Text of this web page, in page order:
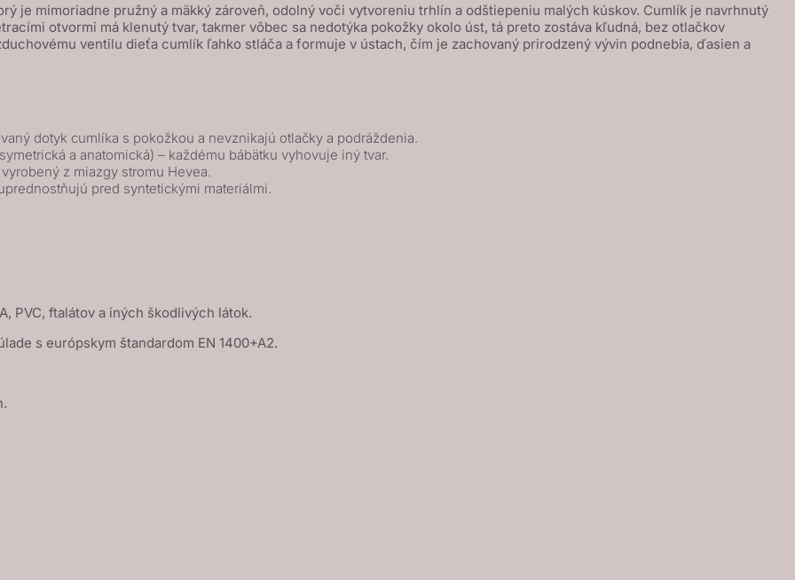
je mimoriadne pružný a mäkký zároveň, odolný voči vytvoreniu trhlín a odštiepeniu malých kúskov. Cumlík je navrhnutý
otvormi má klenutý tvar, takmer vôbec sa nedotýka pokožky okolo úst, tá preto zostáva kľudná, bez otlačkov
ventilu dieťa cumlík ľahko stláča a formuje v ústach, čím je zachovaný prirodzený vývin podnebia, ďasien a
dotyk cumlíka s pokožkou a nevznikajú otlačky a podráždenia.
a anatomická) – každému bábätku vyhovuje iný tvar.
z miazgy stromu Hevea.
pred syntetickými materiálmi.
PVC, ftalátov a iných škodlivých látok.
s európskym štandardom EN 1400+A2.